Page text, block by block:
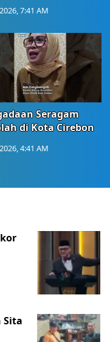
7:41 AM
Seragam
di Kota Cirebon
4:41 AM
Sita